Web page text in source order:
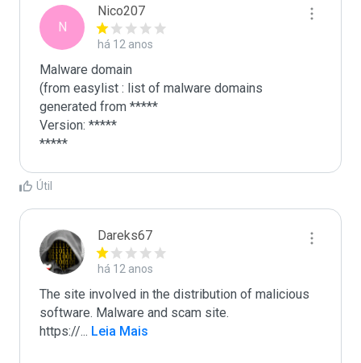
N
Nico207
há 12 anos
Malware domain
(from easylist : list of malware domains
generated from *****
Version: *****
*****
Útil
Dareks67
há 12 anos
The site involved in the distribution of malicious
software. Malware and scam site.
https://... Leia Mais